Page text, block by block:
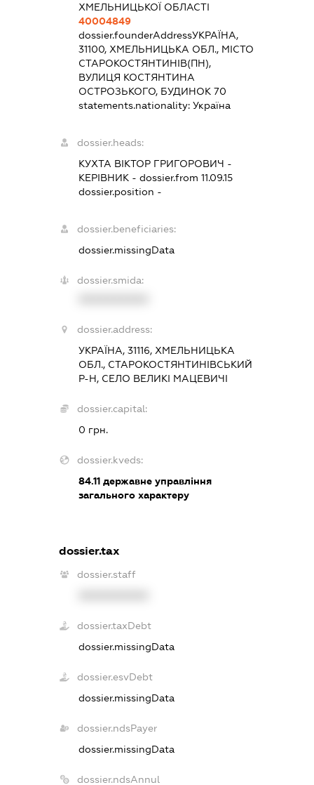
ХМЕЛЬНИЦЬКОЇ ОБЛАСТІ
40004849
dossier.founderAddressУКРАЇНА,
31100, ХМЕЛЬНИЦЬКА ОБЛ., МІСТО
СТАРОКОСТЯНТИНІВ(ПН),
ВУЛИЦЯ КОСТЯНТИНА
ОСТРОЗЬКОГО, БУДИНОК 70
statements.nationality:Україна
dossier.heads:
КУХТА ВІКТОР ГРИГОРОВИЧ -
КЕРІВНИК - dossier.from 11.09.15
dossier.position -
dossier.beneficiaries:
dossier.missingData
dossier.smida:
dossier.address:
УКРАЇНА, 31116, ХМЕЛЬНИЦЬКА
ОБЛ., СТАРОКОСТЯНТИНІВСЬКИЙ
Р-Н, СЕЛО ВЕЛИКІ МАЦЕВИЧІ
dossier.capital:
0 грн.
dossier.kveds:
84.11 державне управління
загального характеру
dossier.tax
dossier.staff
dossier.taxDebt
dossier.missingData
dossier.esvDebt
dossier.missingData
dossier.ndsPayer
dossier.missingData
dossier.ndsAnnul